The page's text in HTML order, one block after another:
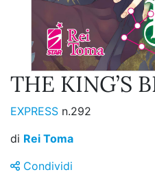
THE KING’S
EXPRESS n.292
di Rei Toma
Condividi